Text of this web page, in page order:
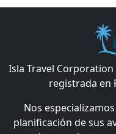
Isla Travel
registrada en
Nos
planificación de sus